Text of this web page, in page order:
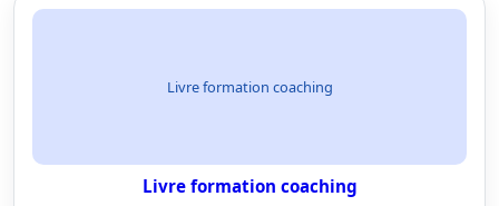
Livre formation coaching
Livre formation coaching